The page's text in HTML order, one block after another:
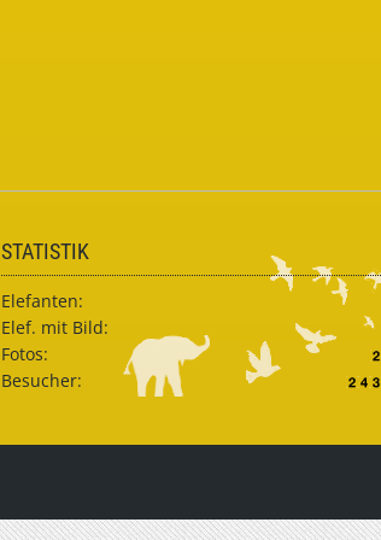
STATISTIK
Elefanten:
Elef. mit Bild:
Fotos:
Besucher: